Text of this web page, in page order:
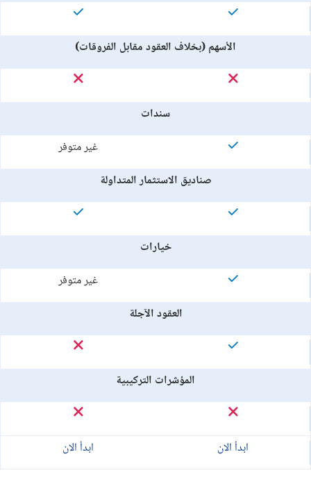
الأسهم (بخلاف العقود مقابل الفروقات)
سندات
غير متوفر
صناديق الاستثمار المتداولة
خيارات
غير متوفر
العقود الآجلة
المؤشرات التركيبية
ابدأ الان ابدأ الان